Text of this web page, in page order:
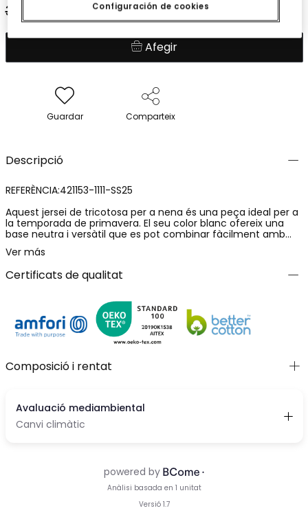
35,95 €
19,95 €
Afegir
Guardar Comparteix
Descripció
REFERÈNCIA:421153-1111-SS25
Aquest jersei de tricotosa per a nena és una peça ideal per a
la temporada de primavera. El seu color blanc ofereix una
base neutra i versàtil que es pot combinar fàcilment amb
altres peces. Està elaborat en un material suau i lleuger que
proporciona comoditat i calidesa. Presenta un disseny amb
detalls a la part inferior, a més d'un teixit amb un patró de
punts que li dona un toc únic. Dirigit a nenes de 4 a 16 anys,
Ver más
Certificats de qualitat
Composició i rentat
Configuración de cookies